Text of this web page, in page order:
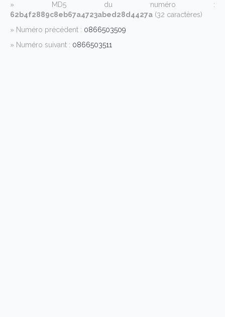
» MD5 du numéro :
62b4f2889c8eb67a4723abed28d4427a (32 caractères)
» Numéro précédent : 0866503509
» Numéro suivant : 0866503511